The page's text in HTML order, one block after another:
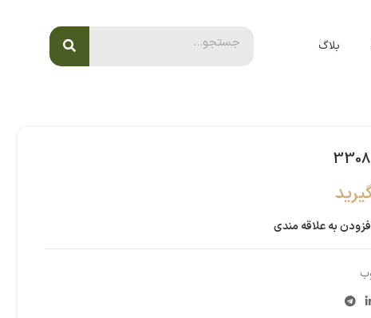
بلاگ
به علاقه مندی